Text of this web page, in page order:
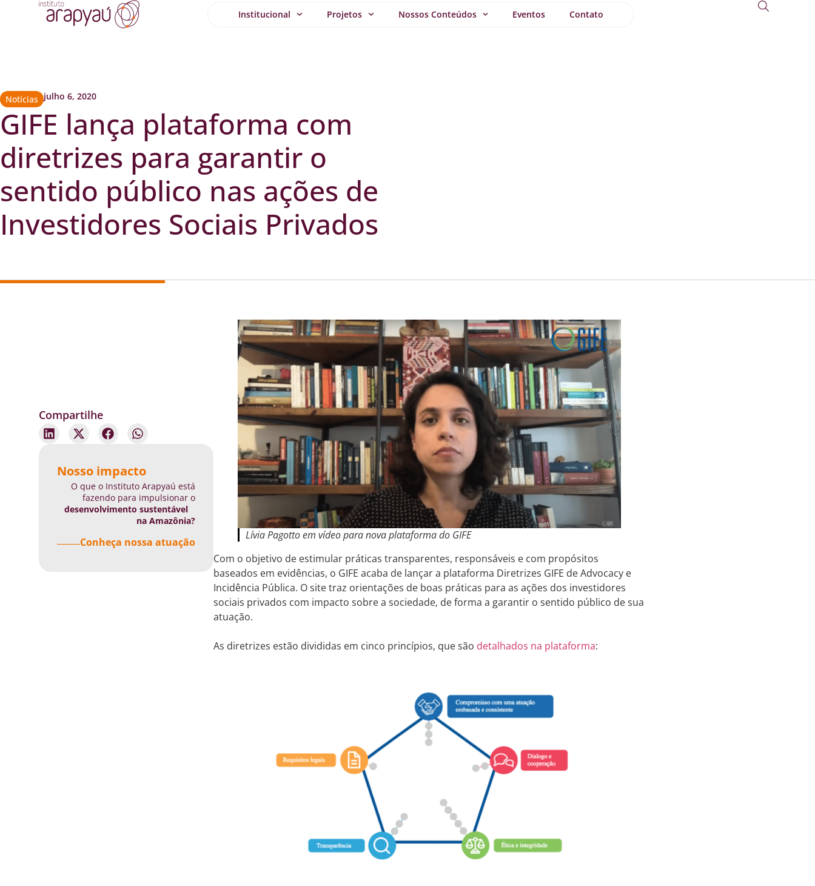
Institucional Projetos Nossos Conteúdos Eventos Contato
Notícias julho 6, 2020
GIFE lança plataforma com
diretrizes para garantir o
sentido público nas ações de
Investidores Sociais Privados
Compartilhe
Nosso impacto
O que o Instituto Arapyaú está
fazendo para impulsionar o
desenvolvimento sustentável
na Amazônia?
Conheça nossa atuação
Lívia Pagotto em vídeo para nova plataforma do GIFE
Com o objetivo de estimular práticas transparentes, responsáveis e com propósitos
baseados em evidências, o GIFE acaba de lançar a plataforma Diretrizes GIFE de Advocacy e
Incidência Pública. O site traz orientações de boas práticas para as ações dos investidores
sociais privados com impacto sobre a sociedade, de forma a garantir o sentido público de sua
atuação.
As diretrizes estão divididas em cinco princípios, que são detalhados na plataforma: